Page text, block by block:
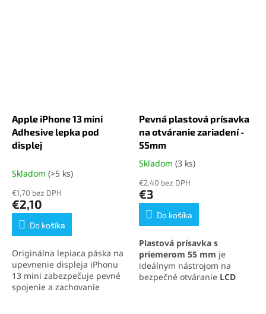
Apple iPhone 13 mini
Adhesive lepka pod
displej
Skladom (>5 ks)
€1,70 bez DPH
€2,10
Do košíka
Originálna lepiaca páska na
upevnenie displeja iPhonu
13 mini zabezpečuje pevné
spojenie a zachovanie
Pevná plastová prísavka
na otváranie zariadení -
55mm
Priemerné
produktu
je
5,0
hviezdičiek.
Skladom (3 ks)
€2,40 bez DPH
€3
Do košíka
Plastová prísavka s
priemerom 55 mm je
ideálnym nástrojom na
bezpečné otváranie LCD